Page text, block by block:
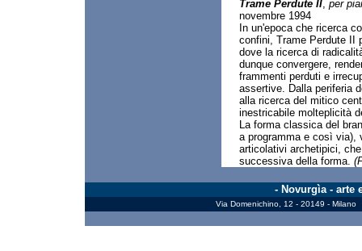
Trame Perdute II, per
novembre 1994
In un'epoca che ricerca
confini, Trame Perdute II
dove la ricerca di
dunque convergere,
frammenti perduti e
assertive. Dalla periferia
alla ricerca del mitico
inestricabile molteplicità
La forma classica del
a programma e così via),
articolativi archetipici,
successiva della forma.
- Novurgìa - arte
Via Domenichino, 12 - 20149 -